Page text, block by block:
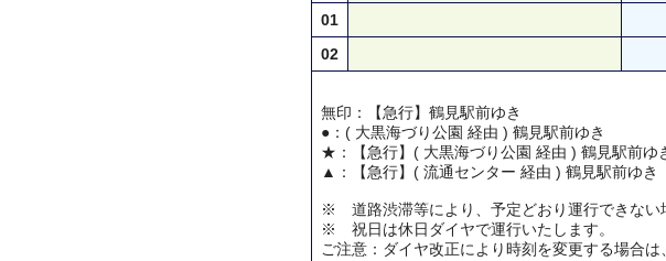
01
02
無印：【急行】鶴見駅前ゆき
●：( 大黒海づり公園 経由 ) 鶴見駅前ゆき
★：【急行】( 大黒海づり公園 経由 ) 鶴見駅前ゆ
▲：【急行】( 流通センター 経由 ) 鶴見駅前ゆき
※ 道路渋滞等により、予定どおり運行できない
※ 祝日は休日ダイヤで運行いたします。
ご注意：ダイヤ改正により時刻を変更する場合